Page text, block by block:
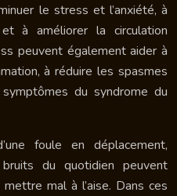
le stress et l’anxiété, à
à améliorer la circulation
peuvent également aider à
à réduire les spasmes
du syndrome du
foule en déplacement,
du quotidien peuvent
mal à l’aise. Dans ces